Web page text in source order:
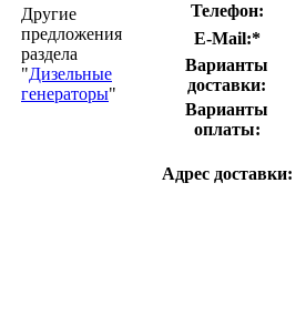
Другие
предложения
раздела
"Дизельные
генераторы"
Телефон:
E-Mail:*
Варианты
доставки:
Варианты
оплаты:
Адрес доставки: